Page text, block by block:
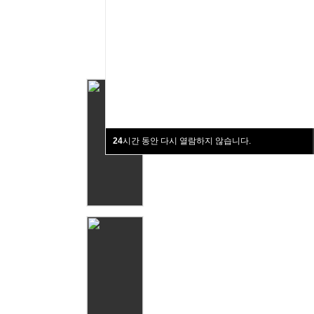
24시간 동안 다시 열람하지 않습니다.